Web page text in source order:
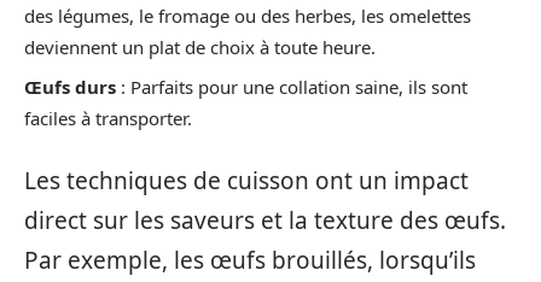
des légumes, le fromage ou des herbes, les omelettes
deviennent un plat de choix à toute heure.
Œufs durs : Parfaits pour une collation saine, ils sont
faciles à transporter.
Les techniques de cuisson ont un impact
direct sur les saveurs et la texture des œufs.
Par exemple, les œufs brouillés, lorsqu’ils